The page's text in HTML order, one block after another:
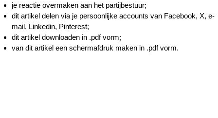
je reactie overmaken aan het partijbestuur;
dit artikel delen via je persoonlijke accounts van Facebook, X, e-
mail, Linkedin, Pinterest;
dit artikel downloaden in .pdf vorm;
van dit artikel een schermafdruk maken in .pdf vorm.